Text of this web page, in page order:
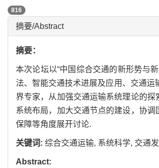
816
摘要/Abstract
摘要：
本次论坛以“中国综合交通的新形势与
法、智能交通技术进展及应用、交通
界专家，从加强交通运输系统理论的
系统布局，加大交通节点的建设，协
保障等角度展开讨论.
关键词: 综合交通运输, 系统科学, 交通
Abstract: